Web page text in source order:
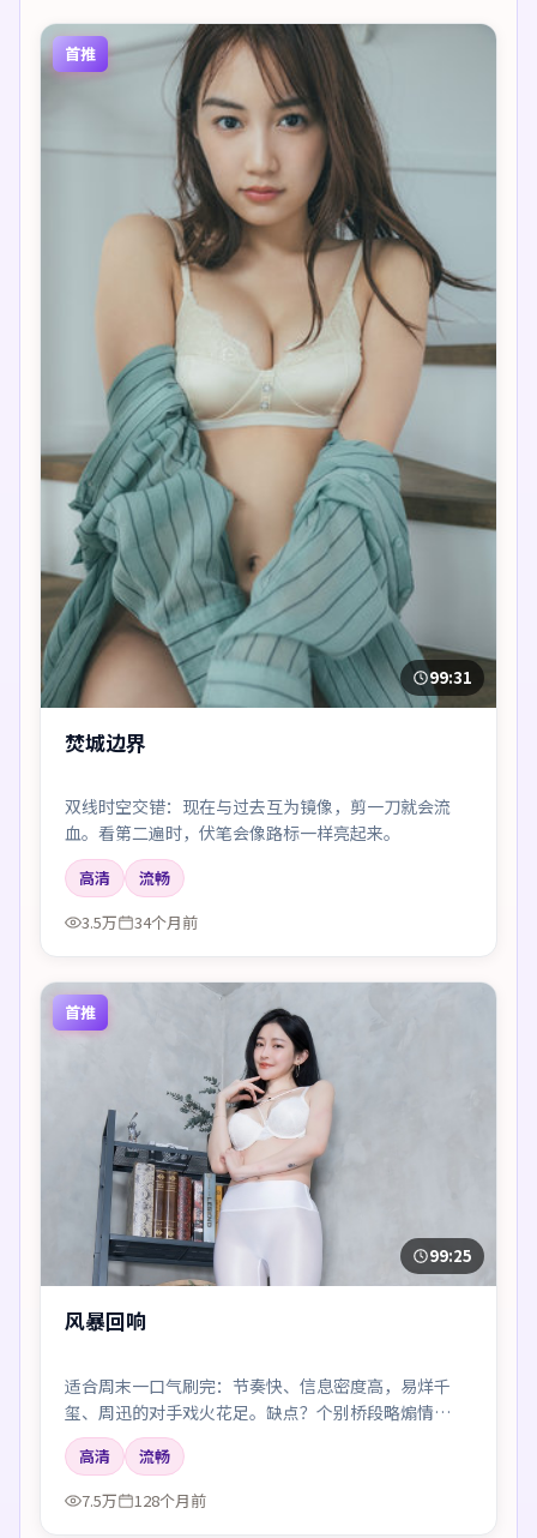
首推
99:31
焚城边界
双线时空交错：现在与过去互为镜像，剪一刀就会流
血。看第二遍时，伏笔会像路标一样亮起来。
高清
流畅
3.5万
34个月前
首推
99:25
风暴回响
适合周末一口气刷完：节奏快、信息密度高，易烊千
玺、周迅的对手戏火花足。缺点？个别桥段略煽情——
但瑕不掩瑜。
高清
流畅
7.5万
128个月前